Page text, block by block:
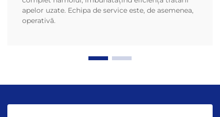
apelor uzate. Echipa de service este, de asemenea,
operativă.